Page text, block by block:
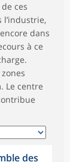
ces
l’industrie,
dans
à ce
Le centre
des